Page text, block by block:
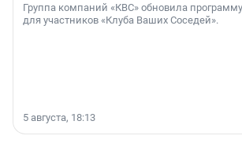
Группа компаний «КВС» обновила программу
для участников «Клуба Ваших Соседей».
5 августа, 18:13